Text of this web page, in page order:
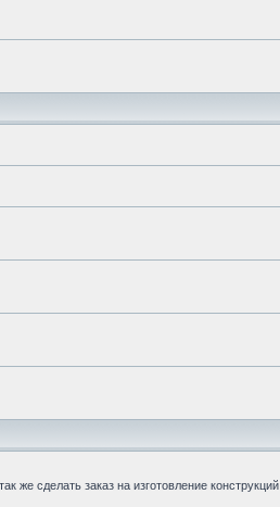
же сделать заказ на изготовление конструкций